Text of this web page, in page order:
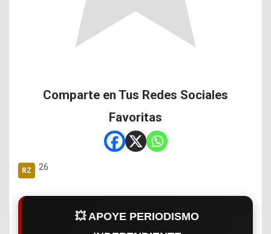
Comparte en Tus Redes Sociales
Favoritas
26
💥 APOYE PERIODISMO